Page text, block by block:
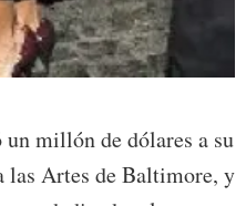
millón de dólares a su
las Artes de Baltimore, y